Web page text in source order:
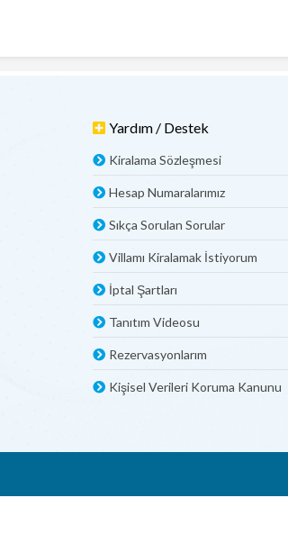
Yardım / Destek
Kiralama Sözleşmesi
Hesap Numaralarımız
Sıkça Sorulan Sorular
Villamı Kiralamak İstiyorum
İptal Şartları
Tanıtım Videosu
Rezervasyonlarım
Kişisel Verileri Koruma Kanunu